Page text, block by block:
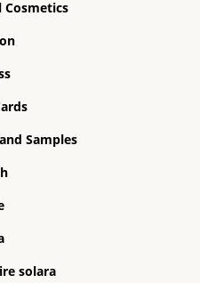
Cosmetics
Samples
solara